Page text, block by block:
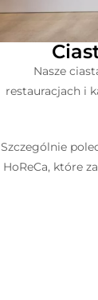
Nasze
restauracjach i
Szczególnie
HoReCa, które